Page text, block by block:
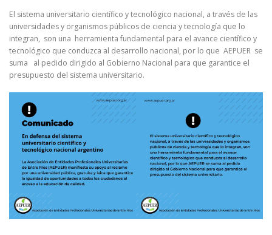
El sistema universitario científico y tecnológico nacional, a través de las
universidades y organismos públicos de ciencia y tecnología que lo
integran, son una herramienta fundamental para el avance científico y
tecnológico que conduzca al desarrollo nacional, por lo que AEPUER se
suma al pedido dirigido al Gobierno Nacional para que garantice el
presupuesto del sistema universitario.